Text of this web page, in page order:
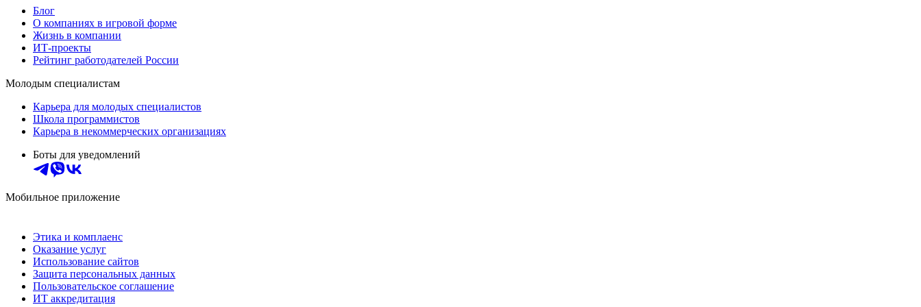
Блог
О компаниях в игровой форме
Жизнь в компании
ИТ-проекты
Рейтинг работодателей России
Молодым специалистам
Карьера для молодых специалистов
Школа программистов
Карьера в некоммерческих организациях
Боты для уведомлений
Мобильное приложение
Этика и комплаенс
Оказание услуг
Использование сайтов
Защита персональных данных
Пользовательское соглашение
ИТ аккредитация